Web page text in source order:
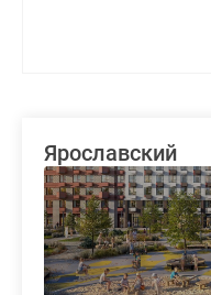
Ярославский